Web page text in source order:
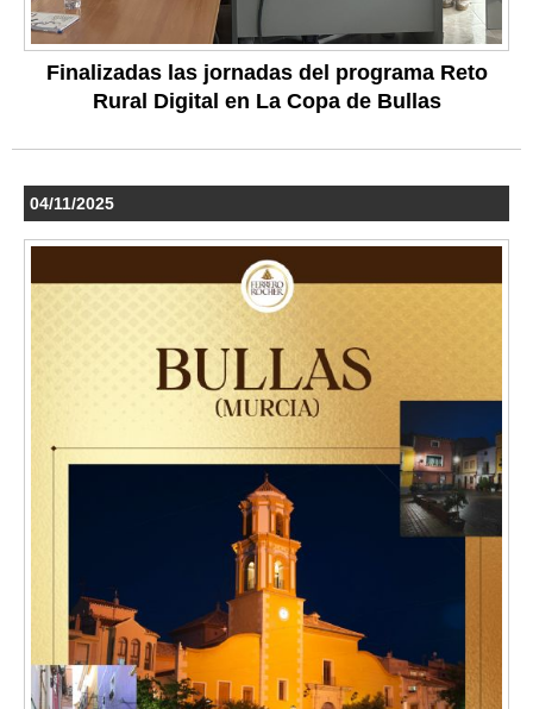
Finalizadas las jornadas del programa Reto
Rural Digital en La Copa de Bullas
04/11/2025